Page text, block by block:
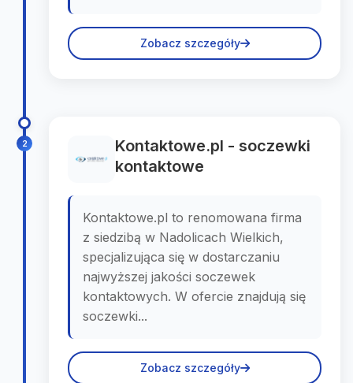
Zobacz szczegóły
2
Kontaktowe.pl - soczewki
kontaktowe
Kontaktowe.pl to renomowana firma
z siedzibą w Nadolicach Wielkich,
specjalizująca się w dostarczaniu
najwyższej jakości soczewek
kontaktowych. W ofercie znajdują się
soczewki...
Zobacz szczegóły